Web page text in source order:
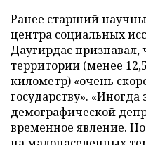
Ранее старший
центра социальных
Даугирдас
территории (менее
километр) «очень
государству».
демографической
временное явление. Но